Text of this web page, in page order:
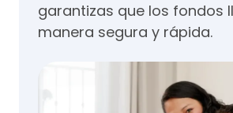
garantizas que los fondos
manera segura y rápida.